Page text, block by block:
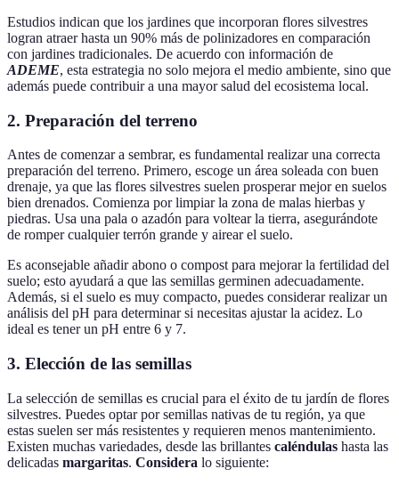
Estudios indican que los jardines que incorporan flores silvestres
logran atraer hasta un 90% más de polinizadores en comparación
con jardines tradicionales. De acuerdo con información de
ADEME, esta estrategia no solo mejora el medio ambiente, sino que
además puede contribuir a una mayor salud del ecosistema local.
2. Preparación del terreno
Antes de comenzar a sembrar, es fundamental realizar una correcta
preparación del terreno. Primero, escoge un área soleada con buen
drenaje, ya que las flores silvestres suelen prosperar mejor en suelos
bien drenados. Comienza por limpiar la zona de malas hierbas y
piedras. Usa una pala o azadón para voltear la tierra, asegurándote
de romper cualquier terrón grande y airear el suelo.
Es aconsejable añadir abono o compost para mejorar la fertilidad del
suelo; esto ayudará a que las semillas germinen adecuadamente.
Además, si el suelo es muy compacto, puedes considerar realizar un
análisis del pH para determinar si necesitas ajustar la acidez. Lo
ideal es tener un pH entre 6 y 7.
3. Elección de las semillas
La selección de semillas es crucial para el éxito de tu jardín de flores
silvestres. Puedes optar por semillas nativas de tu región, ya que
estas suelen ser más resistentes y requieren menos mantenimiento.
Existen muchas variedades, desde las brillantes caléndulas hasta las
delicadas margaritas. Considera lo siguiente: